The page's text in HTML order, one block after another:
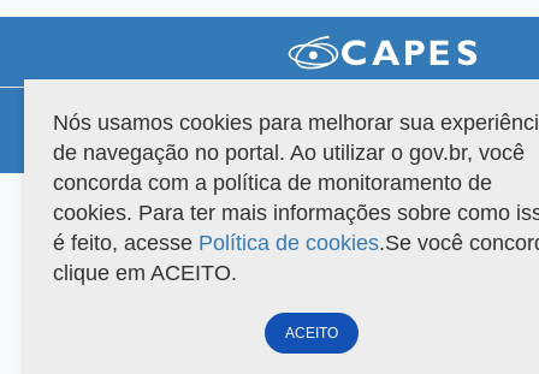
Versão do sistema: 3.88.9 Copyright 2022 Capes. Todos os direitos reservados.
Nós usamos cookies para melhorar sua
de navegação no portal. Ao utilizar o gov.br, você
concorda com a política de monitoramento de
cookies. Para ter mais informações sobre como
é feito, acesse Política de cookies.Se você
clique em ACEITO.
ACEITO